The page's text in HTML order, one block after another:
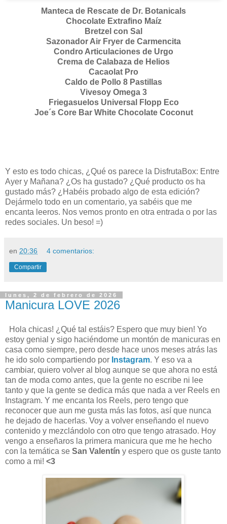
Manteca de Rescate de Dr. Botanicals
Chocolate Extrafino Maíz
Bretzel con Sal
Sazonador Air Fryer de Carmencita
Condro Articulaciones de Urgo
Crema de Calabaza de Helios
Cacaolat Pro
Caldo de Pollo 8 Pastillas
Vivesoy Omega 3
Friegasuelos Universal Flopp Eco
Joe´s Core Bar White Chocolate Coconut
Y esto es todo chicas, ¿Qué os parece la DisfrutaBox: Entre
Ayer y Mañana? ¿Os ha gustado? ¿Qué producto os ha
gustado más? ¿Habéis probado algo de esta edición?
Dejármelo todo en un comentario, ya sabéis que me
encanta leeros. Nos vemos pronto en otra entrada o por las
redes sociales. Un beso! =)
en 20:36 4 comentarios:
Compartir
lunes, 2 de febrero de 2026
Manicura LOVE 2026
Hola chicas! ¿Qué tal estáis? Espero que muy bien! Yo
estoy genial y sigo haciéndome un montón de manicuras en
casa como siempre, pero desde hace unos meses atrás las
he ido solo compartiendo por Instagram. Y eso va a
cambiar, quiero volver al blog aunque se que ahora no está
tan de moda como antes, que la gente no escribe ni lee
tanto y que la gente se dedica más que nada a ver Reels en
Instagram. Y me encanta los Reels, pero tengo que
reconocer que aun me gusta más las fotos, así que nunca
he dejado de hacerlas. Voy a volver enseñando el nuevo
contenido y mezclándolo con otro que tengo atrasado. Hoy
vengo a enseñaros la primera manicura que me he hecho
con la temática se San Valentín y espero que os guste tanto
como a mi! <3